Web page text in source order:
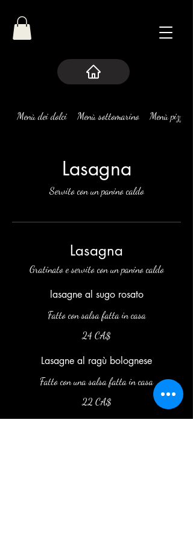
Menù dei dolci Menù sottomarino Menù pizze
Lasagna
Servito con un panino caldo
Lasagna
Gratinato e servito con un panino caldo
lasagne al sugo rosato
Fatto con salsa fatta in casa
24 CA$
Lasagne al ragù bolognese
Fatto con una salsa fatta in casa
22 CA$